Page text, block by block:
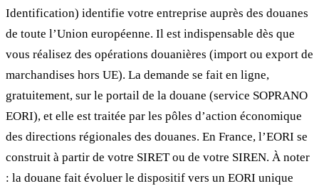
Identification) identifie votre entreprise auprès des douanes
de toute l’Union européenne. Il est indispensable dès que
vous réalisez des opérations douanières (import ou export de
marchandises hors UE). La demande se fait en ligne,
gratuitement, sur le portail de la douane (service SOPRANO
EORI), et elle est traitée par les pôles d’action économique
des directions régionales des douanes. En France, l’EORI se
construit à partir de votre SIRET ou de votre SIREN. À noter
: la douane fait évoluer le dispositif vers un EORI unique